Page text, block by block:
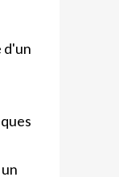
d'un